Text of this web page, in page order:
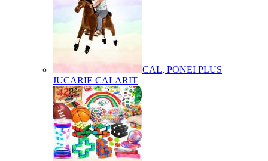
CAL, PONEI PLUS
JUCARIE CALARIT